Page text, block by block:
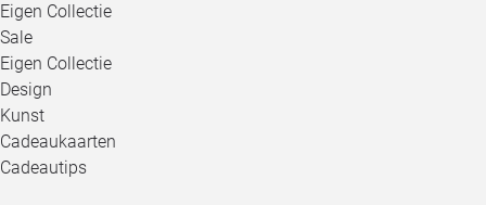
Eigen Collectie
Sale
Eigen Collectie
Design
Kunst
Cadeaukaarten
Cadeautips